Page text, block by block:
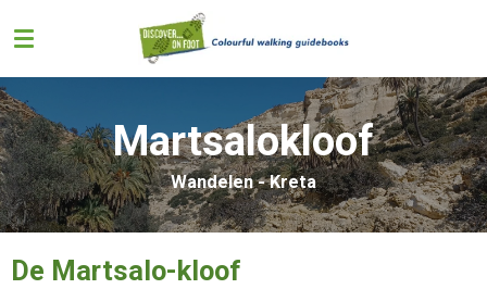
direct
naar
de
hoofdinhoudMartsalokloof
Wandelen - Kreta
De Martsalo-kloof